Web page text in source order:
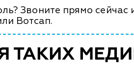
Звоните прямо сейчас
Вотсап.
ТАКИХ